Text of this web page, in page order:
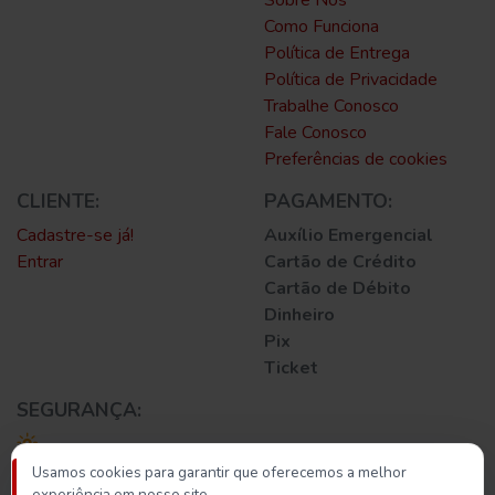
Como Funciona
Política de Entrega
Política de Privacidade
Trabalhe Conosco
Fale Conosco
Preferências de cookies
CLIENTE:
Cadastre-se já!
Entrar
PAGAMENTO:
Auxílio Emergencial
Cartão de Crédito
Cartão de Débito
Dinheiro
Pix
Ticket
SEGURANÇA:
Usamos cookies para garantir que oferecemos a melhor